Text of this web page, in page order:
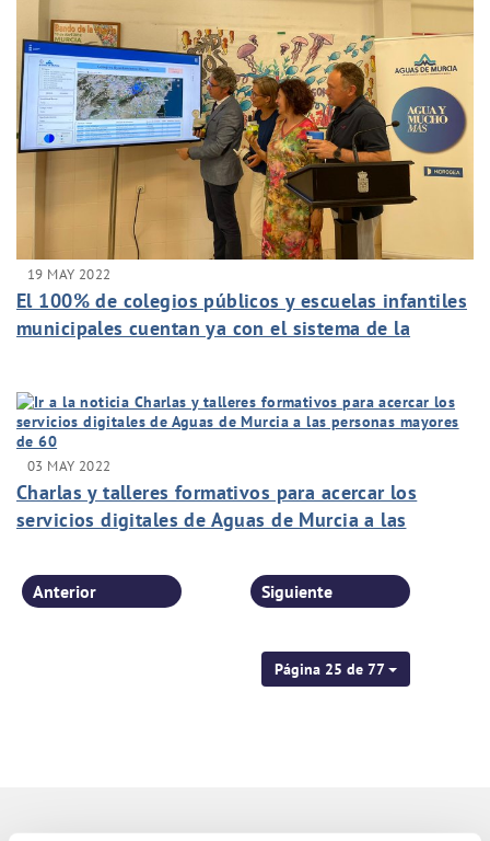
19 MAY 2022
El 100% de colegios públicos y escuelas infantiles
municipales cuentan ya con el sistema de la
03 MAY 2022
Charlas y talleres formativos para acercar los
servicios digitales de Aguas de Murcia a las
Página 25 de 77
Anterior Siguiente